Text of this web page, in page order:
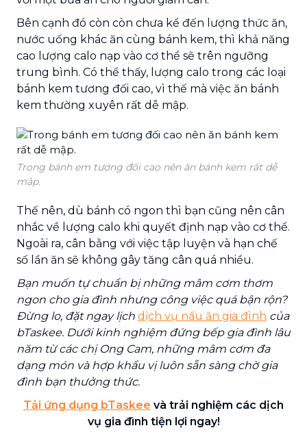
Bên cạnh đó còn còn chưa kể đến lượng thức ăn,
nước uống khác ăn cùng bánh kem, thì khả năng
cao lượng calo nạp vào cơ thể sẽ trên ngưỡng
trung bình. Có thể thấy, lượng calo trong các loại
bánh kem tương đối cao, vì thế mà việc ăn bánh
kem thường xuyên rất dễ mập.
Trong bánh em tương đối cao nên ăn bánh kem rất dễ
mập.
Thế nên, dù bánh có ngon thì bạn cũng nên cân
nhắc về lượng calo khi quyết định nạp vào cơ thể.
Ngoài ra, cân bằng với việc tập luyện và hạn chế
số lần ăn sẽ không gây tăng cân quá nhiều.
Bạn muốn tự chuẩn bị những mâm cơm thơm
ngon cho gia đình nhưng công việc quá bận rộn?
Đừng lo, đặt ngay lịch dịch vụ nấu ăn gia đình của
bTaskee. Dưới kinh nghiệm đứng bếp gia đình lâu
năm từ các chị Ong Cam, những mâm cơm đa
dạng món và hợp khẩu vị luôn sẵn sàng chờ gia
đình bạn thưởng thức.
Tải ứng dụng bTaskee và trải nghiệm các dịch
vụ gia đình tiện lợi ngay!